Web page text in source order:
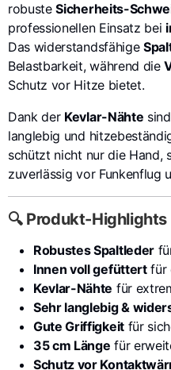
robusteSicherheits-
professionellen Einsatz bei
Das widerstandsfähige
Belastbarkeit, während die
Schutz vor Hitze bietet.
Dank der Kevlar-Nähte
langlebig und
schützt nicht nur die Hand,
zuverlässig vor Funkenflug
🔍 Produkt-Highlights
Robustes Spaltleder
Innen voll gefüttertfür
Kevlar-Nähte für
Sehr langlebig &
Gute Griffigkeitfür
35 cm Länge für
Schutz vor